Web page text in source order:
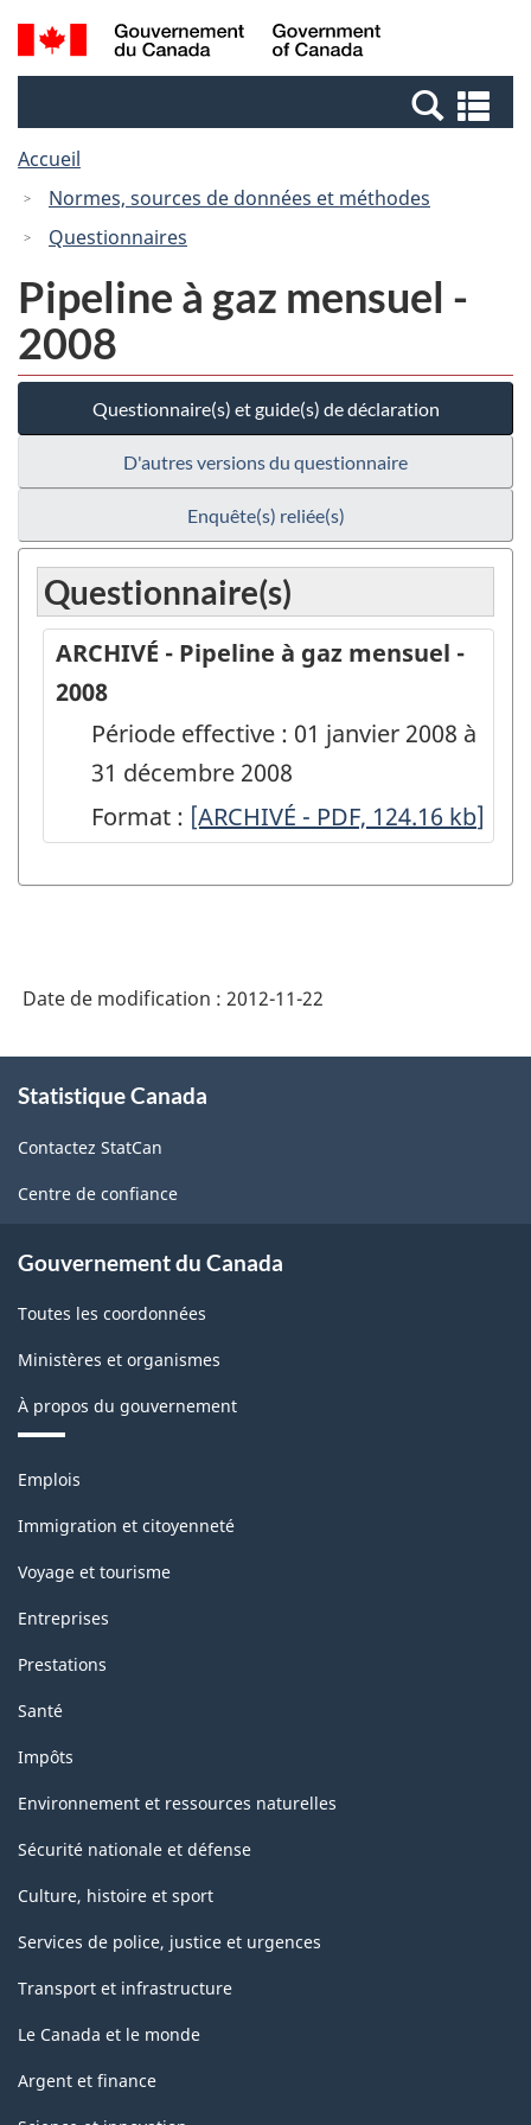
Passer
au
Passer
à
Canada
Recherche
et
et
Accueil
Normes, sources de données et méthodes
Questionnaires
Pipeline à gaz mensuel -
2008
Questionnaire(s) et guide(s) de déclaration
D'autres versions du questionnaire
Enquête(s) reliée(s)
Questionnaire(s)
ARCHIVÉ - Pipeline à gaz mensuel -
2008
Période effective : 01 janvier 2008 à
31 décembre 2008
Format : ARCHIVÉ
Pipeline
mensuel
-
2008
PDF,
[ARCHIVÉ - PDF, 124.16 kb]
Date de modification : 2012-11-22
propos
ce
site
Statistique Canada
Contactez StatCan
Centre de confiance
Gouvernement du Canada
Toutes les coordonnées
Ministères et organismes
À propos du gouvernement
Thèmes
sujets
Emplois
Immigration et citoyenneté
Voyage et tourisme
Entreprises
Prestations
Santé
Impôts
Environnement et ressources naturelles
Sécurité nationale et défense
Culture, histoire et sport
Services de police, justice et urgences
Transport et infrastructure
Le Canada et le monde
Argent et finance